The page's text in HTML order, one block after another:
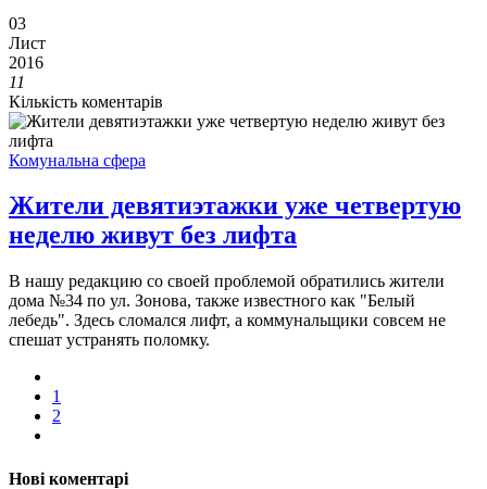
03
Лист
2016
11
Кількість коментарів
Комунальна сфера
Жители девятиэтажки уже четвертую
неделю живут без лифта
В нашу редакцию со своей проблемой обратились жители
дома №34 по ул. Зонова, также известного как "Белый
лебедь". Здесь сломался лифт, а коммунальщики совсем не
спешат устранять поломку.
1
2
Нові коментарі